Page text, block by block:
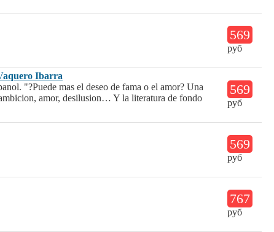
569
руб
Ibarra
"?Puede mas el deseo de fama o el amor? Una
amor, desilusion… Y la literatura de fondo
569
руб
569
руб
767
руб